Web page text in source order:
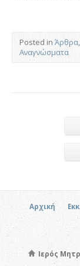
Posted in Άρθρα
Αναγνώσματα
Αρχική
Ιερός